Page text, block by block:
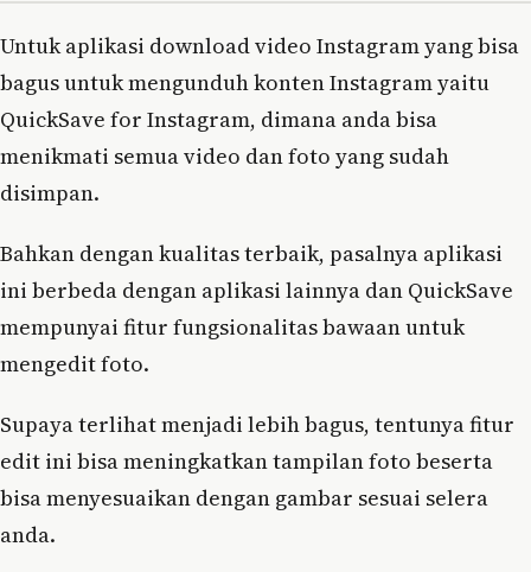
Untuk aplikasi download video Instagram yang bisa
bagus untuk mengunduh konten Instagram yaitu
QuickSave for Instagram, dimana anda bisa
menikmati semua video dan foto yang sudah
disimpan.
Bahkan dengan kualitas terbaik, pasalnya aplikasi
ini berbeda dengan aplikasi lainnya dan QuickSave
mempunyai fitur fungsionalitas bawaan untuk
mengedit foto.
Supaya terlihat menjadi lebih bagus, tentunya fitur
edit ini bisa meningkatkan tampilan foto beserta
bisa menyesuaikan dengan gambar sesuai selera
anda.